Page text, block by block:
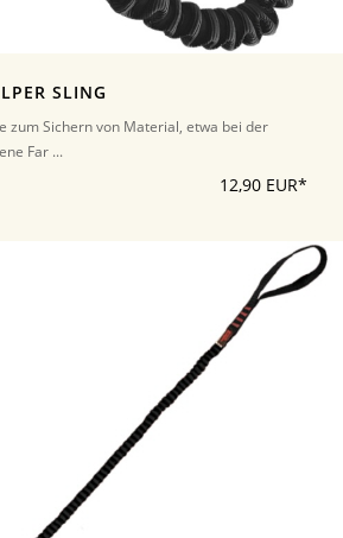
SLING
zum Sichern von Material, etwa bei der
Far ...
12,90 EUR*